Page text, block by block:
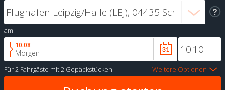
am:
10.08
Morgen
Für2 Fahrgäste mit2 Gepäckstücken Weitere Optionen